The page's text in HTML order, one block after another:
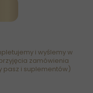
i wyślemy w
zamówienia
pasz i suplementów)